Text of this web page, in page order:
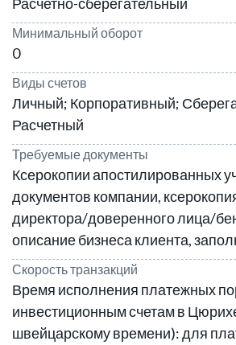
Минимальный оборот
0
Виды счетов
Личный; Корпоративный;
Расчетный
Требуемые документы
Ксерокопии апостилированных
документов компании,
директора/доверенного лица/
описание бизнеса клиента,
Скорость транзакций
Время исполнения платежных
инвестиционным счетам в
швейцарскому времени): для